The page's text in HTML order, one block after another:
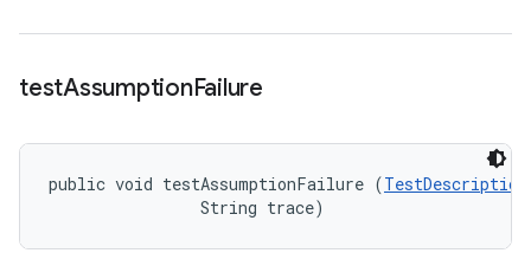
testAssumptionFailure
public void testAssumptionFailure (TestDescription
                String trace)